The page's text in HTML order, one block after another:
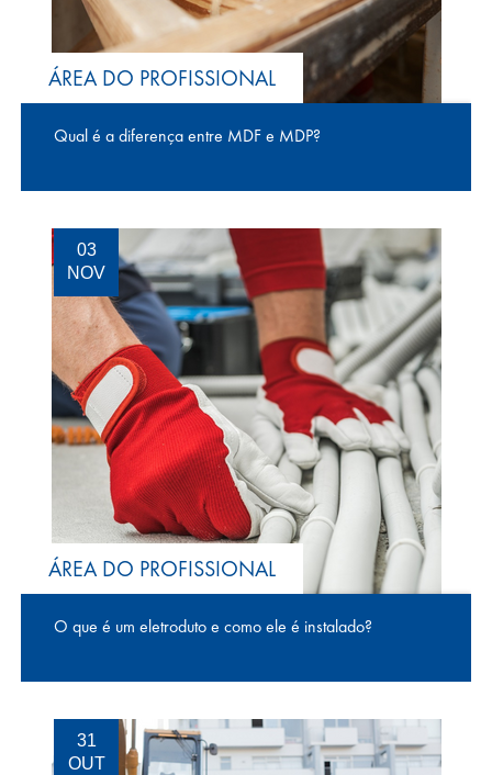
ÁREA DO PROFISSIONAL
Qual é a diferença entre MDF e MDP?
03
NOV
ÁREA DO PROFISSIONAL
O que é um eletroduto e como ele é instalado?
31
OUT